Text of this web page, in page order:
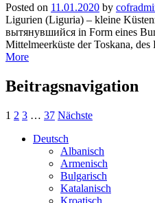
Posted on 11.01.2020 by
Ligurien (Liguria) – kleine
вытянувшийся in Form eines
Mittelmeerküste der Toskana,
More
Beitragsnavigation
1 2 3 … 37 Nächste
Deutsch
Albanisch
Armenisch
Bulgarisch
Katalanisch
Kroatisch